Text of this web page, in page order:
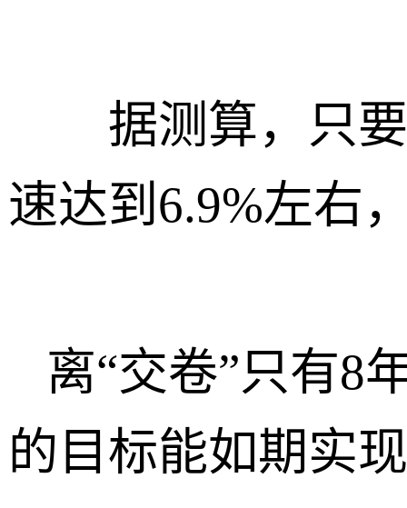
据测算，只要
速达到6.9%左右
离“交卷”只有8
的目标能如期实